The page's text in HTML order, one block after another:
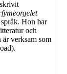
Hon har
och
verksam som